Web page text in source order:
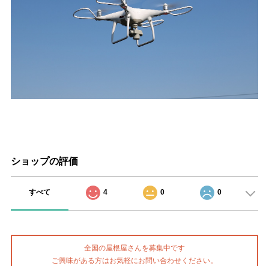
ショップの評価
すべて 4 0 0
全国の屋根屋さんを募集中です
ご興味がある方はお気軽にお問い合わせください。